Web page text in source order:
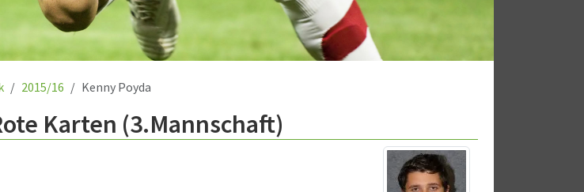
2015/16 Kenny Poyda
Karten (3.Mannschaft)